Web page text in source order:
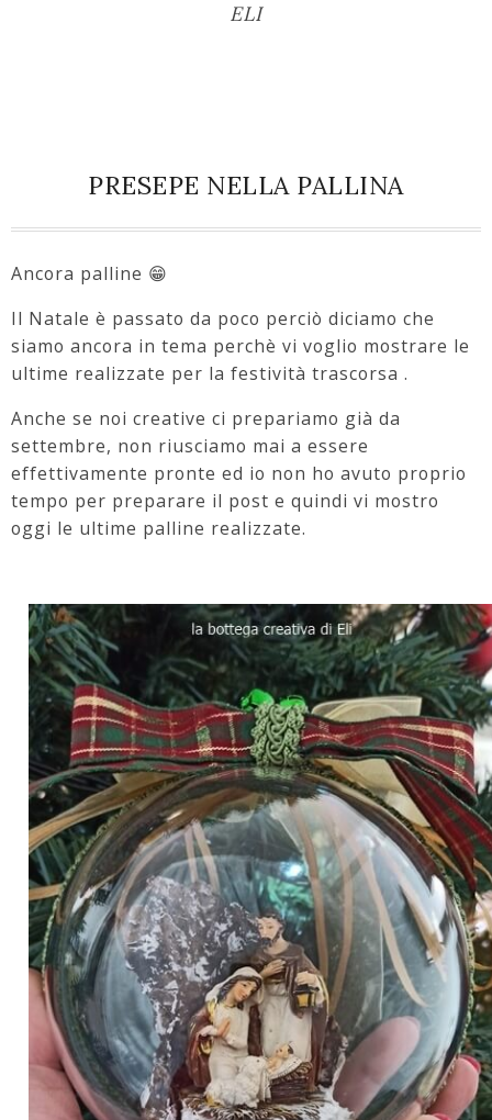
ELI
PRESEPE NELLA PALLINA
Ancora palline 😁
Il Natale è passato da poco perciò diciamo che
siamo ancora in tema perchè vi voglio mostrare le
ultime realizzate per la festività trascorsa .
Anche se noi creative ci prepariamo già da
settembre, non riusciamo mai a essere
effettivamente pronte ed io non ho avuto proprio
tempo per preparare il post e quindi vi mostro
oggi le ultime palline realizzate.